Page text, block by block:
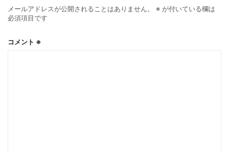
メールアドレスが公開されることはありません。 ※ が付いている欄は
必須項目です
コメント ※